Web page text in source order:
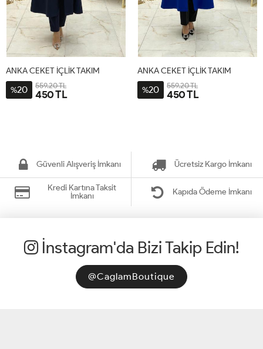
ANKA CEKET İÇLİK TAKIM
%20 559.20 TL
450 TL
ANKA CEKET İÇLİK TAKIM
%20 559.20 TL
450 TL
Güvenli Alışveriş İmkanı Ücretsiz Kargo İmkanı
Kredi Kartına Taksit
İmkanı
Kapıda Ödeme İmkanı
İnstagram'da Bizi Takip Edin!
@CaglamBoutique